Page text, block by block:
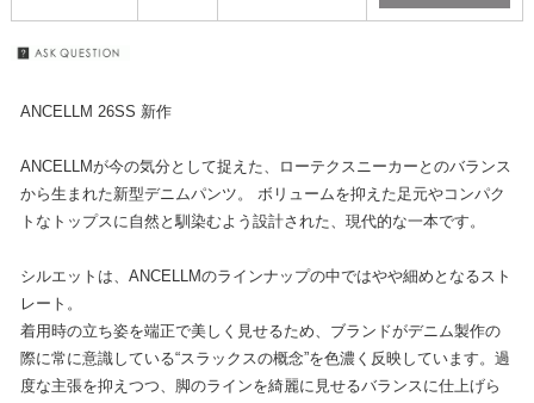
ANCELLM 26SS 新作
ANCELLMが今の気分として捉えた、ローテクスニーカーとのバランス
から生まれた新型デニムパンツ。 ボリュームを抑えた足元やコンパク
トなトップスに自然と馴染むよう設計された、現代的な一本です。
シルエットは、ANCELLMのラインナップの中ではやや細めとなるスト
レート。
着用時の立ち姿を端正で美しく見せるため、ブランドがデニム製作の
際に常に意識している“スラックスの概念”を色濃く反映しています。過
度な主張を抑えつつ、脚のラインを綺麗に見せるバランスに仕上げら